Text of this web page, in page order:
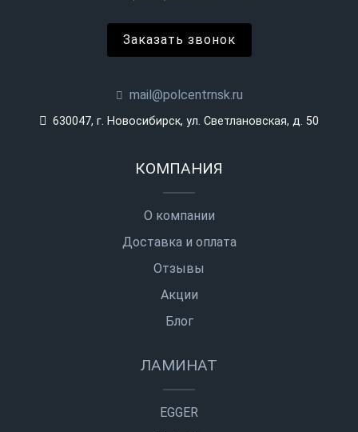
Заказать звонок
mail@polcentrnsk.ru
630047, г. Новосибирск, ул. Светлановская, д. 50
КОМПАНИЯ
О компании
Доставка и оплата
Отзывы
Акции
Блог
ЛАМИНАТ
EGGER